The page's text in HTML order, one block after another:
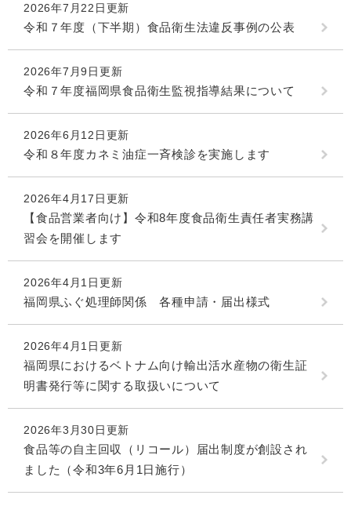
2026年7月22日更新
令和７年度（下半期）食品衛生法違反事例の公表
2026年7月9日更新
令和７年度福岡県食品衛生監視指導結果について
2026年6月12日更新
令和８年度カネミ油症一斉検診を実施します
2026年4月17日更新
【食品営業者向け】令和8年度食品衛生責任者実務講
習会を開催します
2026年4月1日更新
福岡県ふぐ処理師関係 各種申請・届出様式
2026年4月1日更新
福岡県におけるベトナム向け輸出活水産物の衛生証
明書発行等に関する取扱いについて
2026年3月30日更新
食品等の自主回収（リコール）届出制度が創設され
ました（令和3年6月1日施行）